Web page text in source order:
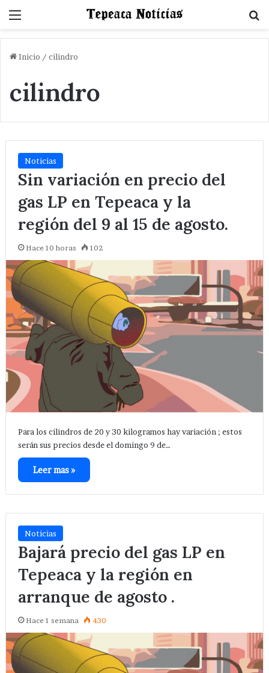
Menu
Inicio / cilindro
cilindro
Noticias
Sin variación en precio del
gas LP en Tepeaca y la
región del 9 al 15 de agosto.
Hace 10 horas 102
Para los cilindros de 20 y 30 kilogramos hay variación ; estos
serán sus precios desde el domingo 9 de…
Leer mas »
Noticias
Bajará precio del gas LP en
Tepeaca y la región en
arranque de agosto .
Hace 1 semana 430